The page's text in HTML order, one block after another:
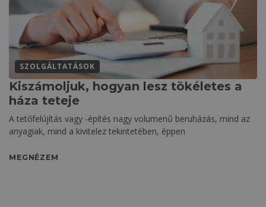
SZOLGÁLTATÁSOK
Kiszámoljuk, hogyan lesz tökéletes a
háza teteje
A tetőfelújítás vagy -építés nagy volumenű beruházás, mind az
anyagiak, mind a kivitelez tekintetében, éppen
MEGNÉZEM